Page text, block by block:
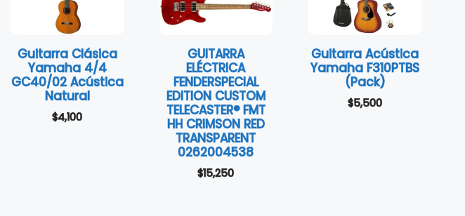
Guitarra Clásica
Yamaha 4/4
GC40/02 Acústica
Natural
$4,100
GUITARRA
ELÉCTRICA
FENDERSPECIAL
EDITION CUSTOM
TELECASTER® FMT
HH CRIMSON RED
TRANSPARENT
0262004538
$15,250
Guitarra Acústica
Yamaha F310PTBS
(Pack)
$5,500